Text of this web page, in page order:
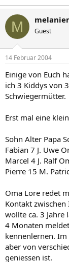
M Guest
14 Februar 2004
Einige von Euch
ich 3 Kiddys von
Schwiegermütter.
Erst mal eine
Sohn Alter Papa
Fabian 7 J. Uwe
Marcel 4 J. Ralf
Pierre 15 M.
Oma Lore redet
Kontakt
wollte ca. 3
4 Monaten
kennenlernen.
aber von
geniessen ist.